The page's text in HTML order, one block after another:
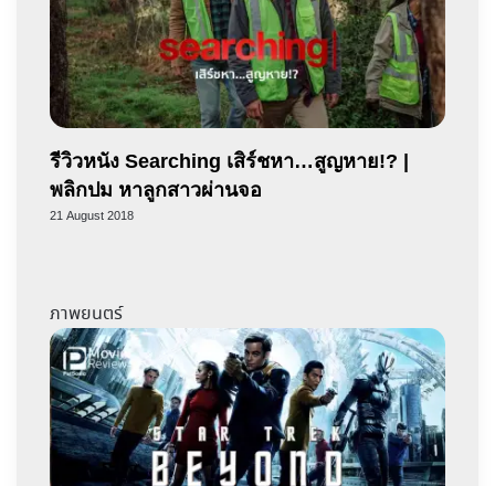
รีวิวหนัง Searching เสิร์ชหา…สูญหาย!? |
พลิกปม หาลูกสาวผ่านจอ
21 August 2018
ภาพยนตร์